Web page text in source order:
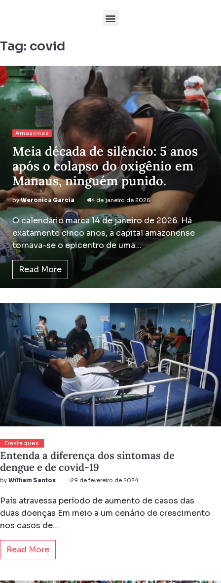
Tag: covid
Amazonas
Meia década de silêncio: 5 anos
após o colapso do oxigênio em
Manaus, ninguém punido.
byWeronica Garcia 14 de janeiro de 2026
O calendário marca 14 de janeiro de 2026. Há
exatamente cinco anos, a capital amazonense
tornava-se o epicentro de uma…
Read More
Destaques
Entenda a diferença dos sintomas de
dengue e de covid-19
by William Santos 29 de fevereiro de 2024
País atravessa período de aumento de casos das
duas doenças Em meio a um cenário de crescimento
nos casos de…
Read More